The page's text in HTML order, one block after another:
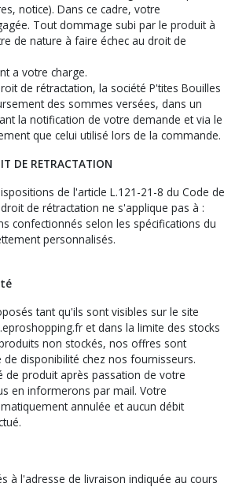
notice). Dans ce cadre, votre
Tout dommage subi par le produit à
de nature à faire échec au droit de
a votre charge.
de rétractation, la société P'tites Bouilles
des sommes versées, dans un
la notification de votre demande et via le
que celui utilisé lors de la commande.
DE RETRACTATION
de l'article L.121-21-8 du Code de
de rétractation ne s'applique pas à :
confectionnés selon les spécifications du
personnalisés.
tant qu'ils sont visibles sur le site
et dans la limite des stocks
non stockés, nos offres sont
disponibilité chez nos fournisseurs.
de produit après passation de votre
en informerons par mail. Votre
annulée et aucun débit
à l'adresse de livraison indiquée au cours